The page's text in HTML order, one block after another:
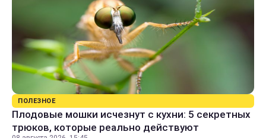
ПОЛЕЗНОЕ
Плодовые мошки исчезнут с кухни: 5 секретных
трюков, которые реально действуют